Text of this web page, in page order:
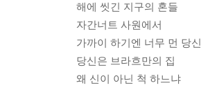
해에 씻긴 지구의 혼들
자간너트 사원에서
가까이 하기엔 너무 먼 당신
당신은 브라흐만의 집
왜 신이 아닌 척 하느냐